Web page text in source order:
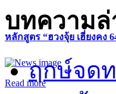
หลักสูตร “ฮวงจุ้ย เฮี่ยงคง
Read more
บทความล่
ฤกษ์จด